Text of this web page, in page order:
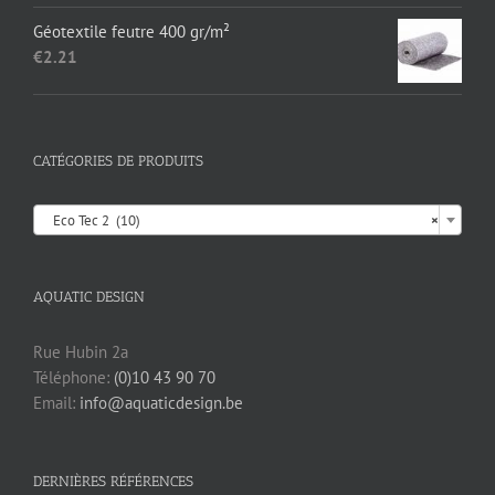
Géotextile feutre 400 gr/m²
€2.21
CATÉGORIES DE PRODUITS
×
Eco Tec 2 (10)
AQUATIC DESIGN
Rue Hubin 2a
Téléphone: (0)10 43 90 70
Email: info@aquaticdesign.be
DERNIÈRES RÉFÉRENCES